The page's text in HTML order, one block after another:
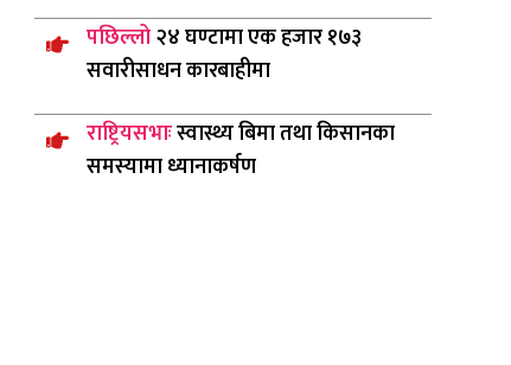
पछिल्लो२४ घण्टामा एक हजार १७३
सवारीसाधन कारबाहीमा
राष्ट्रियसभाःस्वास्थ्य बिमा तथा किसानका
समस्यामा ध्यानाकर्षण